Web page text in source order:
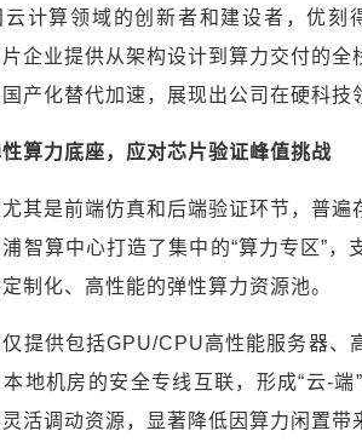
云计算领域的创新者和建设者，优
企业提供从架构设计到算力交付的
产化替代加速，展现出公司在硬科技
算力底座，应对芯片验证峰值挑战
其是前端仿真和后端验证环节，普
智算中心打造了集中的“算力专区”
制化、高性能的弹性算力资源池。
提供包括GPU/CPU高性能服务器、
地机房的安全专线互联，形成“云-
活调动资源，显著降低因算力闲置